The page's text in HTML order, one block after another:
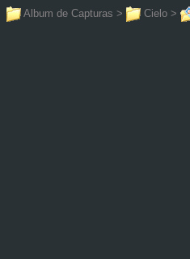
Album de Capturas > Cielo >